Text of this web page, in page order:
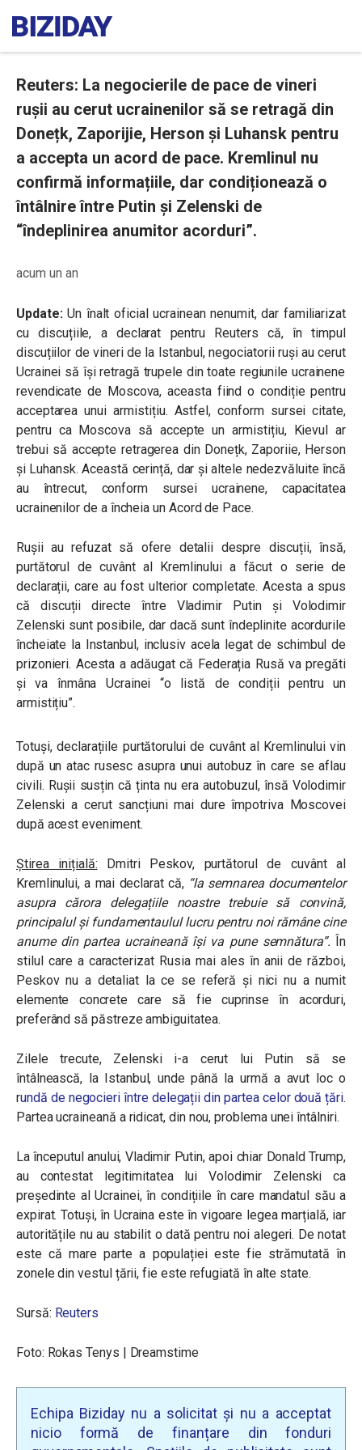
Reuters: La negocierile de pace de vineri
rușii au cerut ucrainenilor să se retragă din
Donețk, Zaporijie, Herson și Luhansk pentru
a accepta un acord de pace. Kremlinul nu
confirmă informațiile, dar condiționează o
întâlnire între Putin și Zelenski de
“îndeplinirea anumitor acorduri”.
acum un an
Update:Un înalt oficial ucrainean nenumit, dar familiarizat
cu discuțiile, a declarat pentru Reuters că, în timpul
discuțiilor de vineri de la Istanbul, negociatorii rușiau cerut
Ucrainei să își retragă trupele din toate regiunile ucrainene
revendicate de Moscova, aceasta fiind o condiție pentru
acceptarea unui armistițiu. Astfel, conform sursei citate,
pentru ca Moscova să accepte un armistițiu, Kievul ar
trebui să accepte retragerea din Donețk, Zaporiie, Herson
și Luhansk.Această cerință, dar și altele nedezvăluite încă
au întrecut, conform sursei ucrainene, capacitatea
ucrainenilor de a încheia un Acord de Pace.
Rușii au refuzat să ofere detalii despre discuții, însă,
purtătorul de cuvânt al Kremlinului a făcut o serie de
declarații, care au fost ulterior completate. Acesta a spus
că discuții directe între Vladimir Putin și Volodimir
Zelenski sunt posibile, dar dacă sunt îndeplinite acordurile
încheiate la Instanbul, inclusiv acela legat de schimbul de
prizonieri. Acesta a adăugat că Federația Rusă va pregăti
și va înmâna Ucrainei “o listă de condiții pentru un
armistițiu”.
Totuși, declarațiile purtătorului de cuvânt al Kremlinului vin
după un atac rusesc asupra unui autobuz în care se aflau
civili. Rușii susțin că ținta nu era autobuzul, însă Volodimir
Zelenski a cerut sancțiuni mai dure împotriva Moscovei
după acest eveniment.
Știrea inițială: Dmitri Peskov, purtătorul de cuvânt al
Kremlinului, a mai declarat că, “la semnarea documentelor
asupra cărora delegațiile noastre trebuie să convină,
principalul și fundamentaulul lucru pentru noi rămâne cine
anume din partea ucraineană își va pune semnătura”. În
stilul care a caracterizat Rusia mai ales în anii de război,
Peskov nu a detaliat la ce se referă și nici nu a numit
elemente concrete care să fie cuprinse în acorduri,
preferând să păstreze ambiguitatea.
Zilele trecute, Zelenski i-a cerut lui Putin să se
întâlnească, la Istanbul, unde până la urmă a avut loc o
rundă de negocieri între delegații din partea celor două țări.
Partea ucraineană a ridicat, din nou, problema unei întâlniri.
La începutul anului, Vladimir Putin, apoi chiar Donald Trump,
au contestat legitimitatea lui Volodimir Zelenski ca
președinte al Ucrainei, în condițiile în care mandatul său a
expirat. Totuși, în Ucraina este în vigoare legea marțială, iar
autoritățile nu au stabilit o dată pentru noi alegeri. De notat
este că mare parte a populației este fie strămutată în
zonele din vestul țării, fie este refugiată în alte state.
Sursă: Reuters
Foto: Rokas Tenys | Dreamstime
Echipa Biziday nu a solicitat și nu a acceptat
nicio formă de finanțare din fonduri